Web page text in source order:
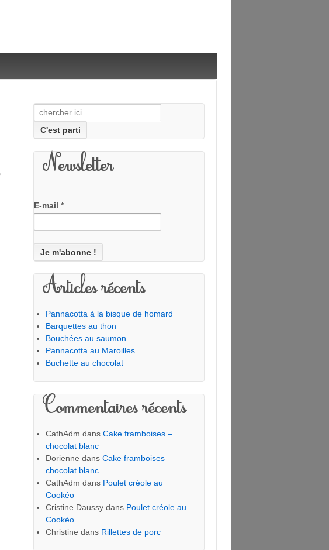
Recherche pour:
Newsletter
E-mail*
Articles récents
Pannacotta à la bisque de homard
Barquettes au thon
Bouchées au saumon
Pannacotta au Maroilles
Buchette au chocolat
Commentaires récents
CathAdm dansCake framboises –
chocolat blanc
Dorienne dansCake framboises –
chocolat blanc
CathAdm dans Poulet créole au
Cookéo
Cristine Daussy dans Poulet créole au
Cookéo
Christine dans Rillettes de porc